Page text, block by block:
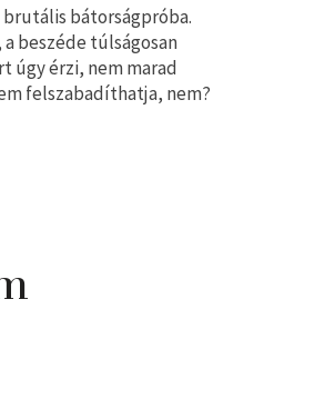
brutális bátorságpróba.
beszéde túlságosan
úgy érzi, nem marad
felszabadíthatja, nem?